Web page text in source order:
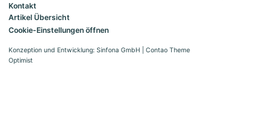
Kontakt
Artikel Übersicht
Cookie-Einstellungen öffnen
Konzeption und Entwicklung: Sinfona GmbH
Contao Theme
Optimist